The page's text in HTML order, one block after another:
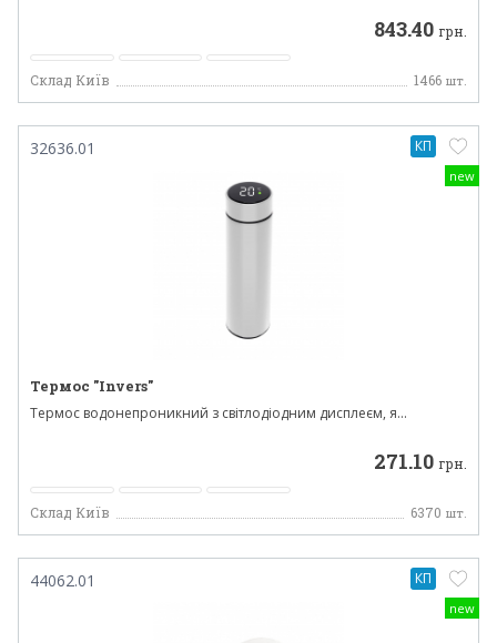
843.40 грн.
Склад Київ 1466 шт.
new
32636.01
Термос "Invers"
Термос водонепроникний з світлодіодним дисплеєм, я...
271.10 грн.
Склад Київ 6370 шт.
КП
new
44062.01 КП